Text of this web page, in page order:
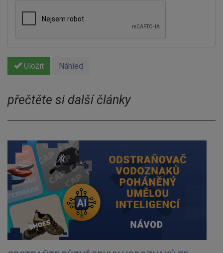
Uložit Náhled
přečtěte si další články